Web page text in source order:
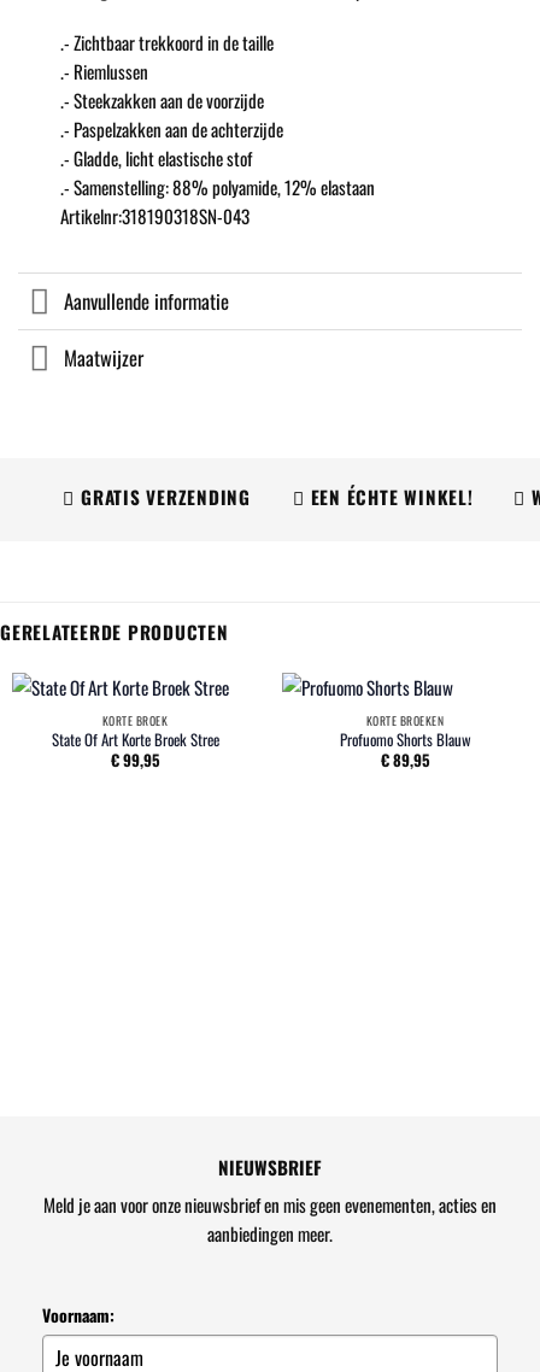
.- Zichtbaar trekkoord in de taille
.- Riemlussen
.- Steekzakken aan de voorzijde
.- Paspelzakken aan de achterzijde
.- Gladde, licht elastische stof
.- Samenstelling: 88% polyamide, 12% elastaan
Artikelnr:318190318SN-043
Aanvullende informatie
Maatwijzer
GRATIS VERZENDING EEN ÉCHTE WINKEL!
GERELATEERDE PRODUCTEN
KORTE BROEK
State Of Art Korte Broek Stree
€99,95
KORTE BROEKEN
Profuomo Shorts Blauw
€89,95
NIEUWSBRIEF
Meld je aan voor onze nieuwsbrief en mis geen evenementen, acties en
aanbiedingen meer.
Voornaam: